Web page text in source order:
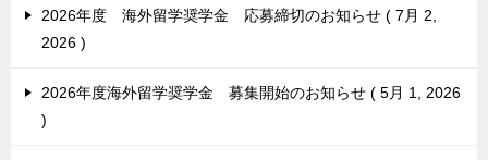
2026年度 海外留学奨学金 応募締切のお知らせ
7月 2,
2026
2026年度海外留学奨学金 募集開始のお知らせ 5月 1, 2026